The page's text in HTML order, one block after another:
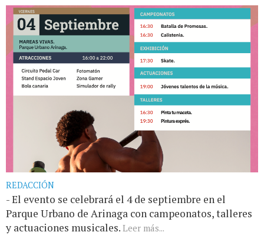
REDACCIÓN
- El evento se celebrará el 4 de septiembre en el
Parque Urbano de Arinaga con campeonatos, talleres
y actuaciones musicales. Leer más...